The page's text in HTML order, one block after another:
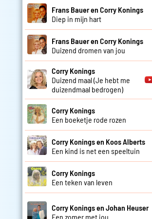
Frans Bauer en Corry Konings
Diep in mijn hart
Frans Bauer en Corry Konings
Duizend dromen van jou
Corry Konings
Duizend maal (Je hebt me
duizendmaal bedrogen)
Corry Konings
Een boeketje rode rozen
Corry Konings en Koos Alberts
Een kind is net een speeltuin
Corry Konings
Een teken van leven
Corry Konings en Johan Heuser
Een zomer met jou